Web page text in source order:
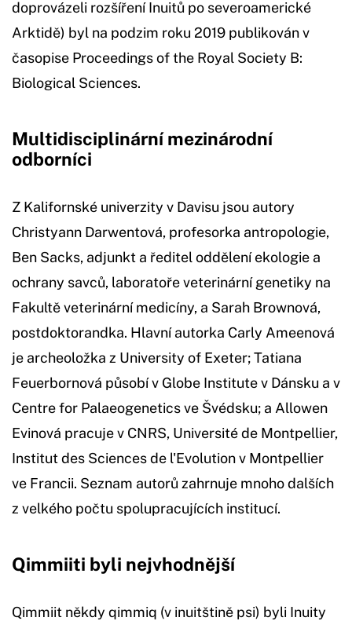
doprovázeli rozšíření Inuitů po severoamerické
Arktidě) byl na podzim roku 2019 publikován v
časopise Proceedings of the Royal Society B:
Biological Sciences.
Multidisciplinární mezinárodní
odborníci
Z Kalifornské univerzity v Davisu jsou autory
Christyann Darwentová, profesorka antropologie,
Ben Sacks, adjunkt a ředitel oddělení ekologie a
ochrany savců, laboratoře veterinární genetiky na
Fakultě veterinární medicíny, a Sarah Brownová,
postdoktorandka. Hlavní autorka Carly Ameenová
je archeoložka z University of Exeter; Tatiana
Feuerbornová působí v Globe Institute v Dánsku a v
Centre for Palaeogenetics ve Švédsku; a Allowen
Evinová pracuje v CNRS, Université de Montpellier,
Institut des Sciences de l'Evolution v Montpellier
ve Francii. Seznam autorů zahrnuje mnoho dalších
z velkého počtu spolupracujících institucí.
Qimmiiti byli nejvhodnější
Qimmiit někdy qimmiq (v inuitštině psi) byli Inuity